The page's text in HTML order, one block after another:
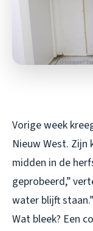
Vorige week
Nieuw West.
midden in de
geprobeerd,”
water blijft
Wat bleek? Een